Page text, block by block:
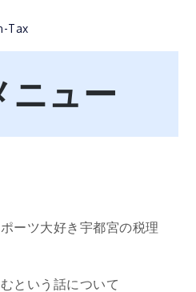
Tax
ニュー
ーツ大好き宇都宮の税理
という話について